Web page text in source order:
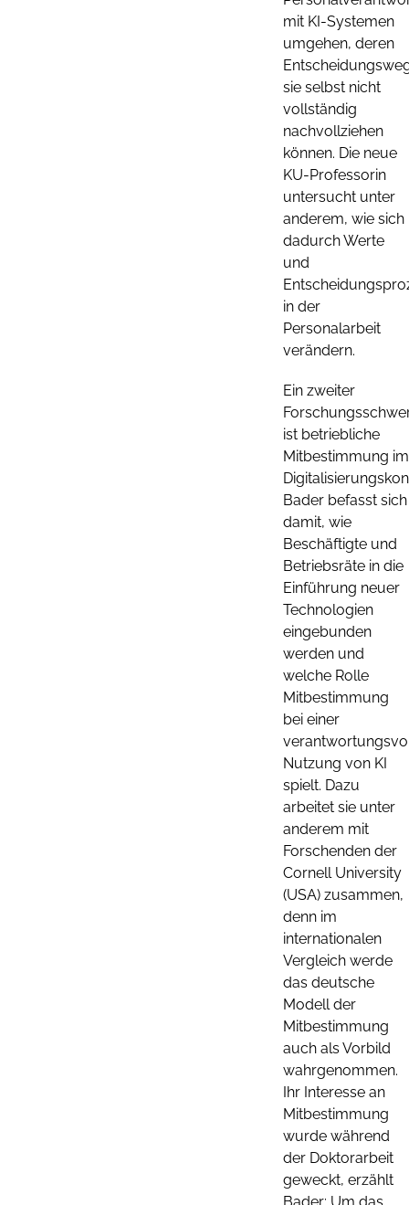
mit KI-Systemen
umgehen, deren
sie selbst nicht
vollständig
nachvollziehen
können. Die neue
KU-Professorin
untersucht unter
anderem, wie sich
dadurch Werte
und
in der
Personalarbeit
verändern.
Ein zweiter
ist betriebliche
Mitbestimmung im
Bader befasst sich
damit, wie
Beschäftigte und
Betriebsräte in die
Einführung neuer
Technologien
eingebunden
werden und
welche Rolle
Mitbestimmung
bei einer
Nutzung von KI
spielt. Dazu
arbeitet sie unter
anderem mit
Forschenden der
Cornell University
(USA) zusammen,
denn im
internationalen
Vergleich werde
das deutsche
Modell der
Mitbestimmung
auch als Vorbild
wahrgenommen.
Ihr Interesse an
Mitbestimmung
wurde während
der Doktorarbeit
geweckt, erzählt
Bader: Um das